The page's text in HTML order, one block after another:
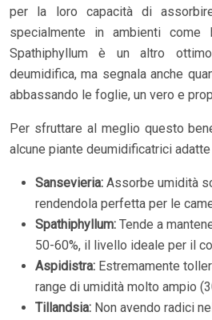
per la loro capacità di
specialmente in ambienti come
Spathiphyllum è un altro
deumidifica, ma segnala anche
abbassando le foglie, un vero e
Per sfruttare al meglio questo
alcune piante deumidificatrici
Sansevieria: Assorbe umidità
rendendola perfetta per le
Spathiphyllum: Tende a
50-60%, il livello ideale per il
Aspidistra: Estremamente
range di umidità molto ampio
Tillandsia: Non avendo radici